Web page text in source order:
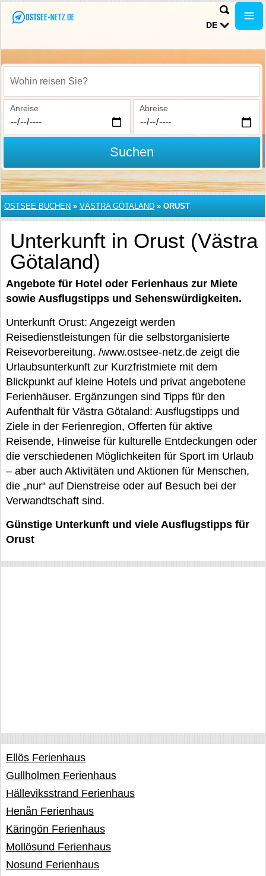
DE
Wohin reisen Sie?
Anreise Abreise
Suchen
OSTSEE BUCHEN » VÄSTRA GÖTALAND » ORUST
Unterkunft in Orust (Västra
Götaland)
Angebote für Hotel oder Ferienhaus zur Miete
sowie Ausflugstipps und Sehenswürdigkeiten.
Unterkunft Orust: Angezeigt werden
Reisedienstleistungen für die selbstorganisierte
Reisevorbereitung. /www.ostsee-netz.de zeigt die
Urlaubsunterkunft zur Kurzfristmiete mit dem
Blickpunkt auf kleine Hotels und privat angebotene
Ferienhäuser. Ergänzungen sind Tipps für den
Aufenthalt für Västra Götaland: Ausflugstipps und
Ziele in der Ferienregion, Offerten für aktive
Reisende, Hinweise für kulturelle Entdeckungen oder
die verschiedenen Möglichkeiten für Sport im Urlaub
– aber auch Aktivitäten und Aktionen für Menschen,
die „nur“ auf Dienstreise oder auf Besuch bei der
Verwandtschaft sind.
Günstige Unterkunft und viele Ausflugstipps für
Orust
Ellös Ferienhaus
Gullholmen Ferienhaus
Hälleviksstrand Ferienhaus
Henån Ferienhaus
Käringön Ferienhaus
Mollösund Ferienhaus
Nosund Ferienhaus